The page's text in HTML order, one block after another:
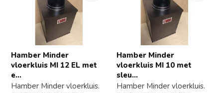
Hamber Minder
vloerkluis MI 12 EL met
e...
Hamber Minder vloerkluis.
Hamber Minder
vloerkluis MI 10 met
sleu...
Hamber Minder vloerkluis.